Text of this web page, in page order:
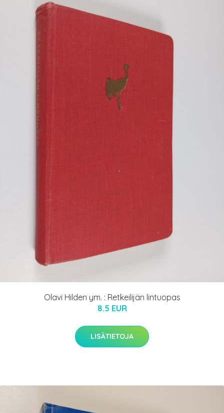
Olavi Hilden ym. : Retkeilijän lintuopas
8.5 EUR
LISÄTIETOJA